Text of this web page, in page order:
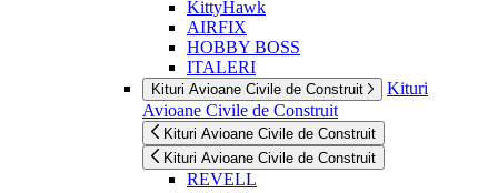
KittyHawk
AIRFIX
HOBBY BOSS
ITALERI
Kituri Avioane Civile de Construit
Kituri
Avioane Civile de Construit
Kituri Avioane Civile de Construit
Kituri Avioane Civile de Construit
REVELL